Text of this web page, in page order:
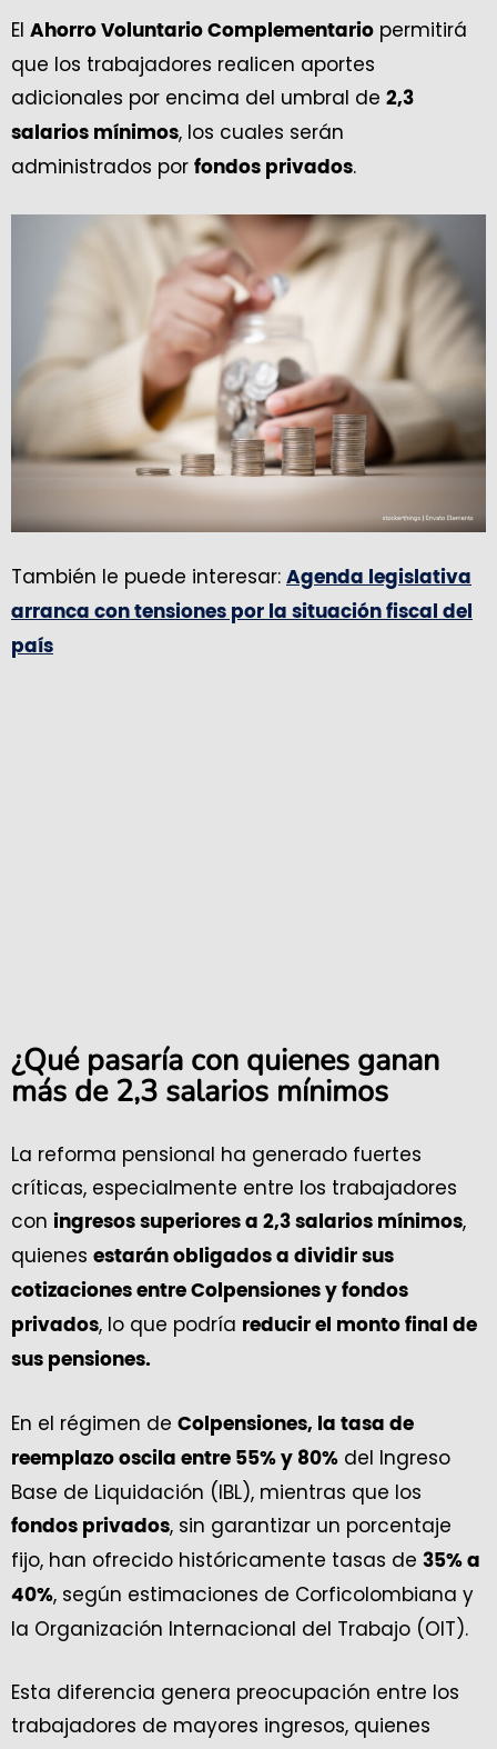
El Ahorro Voluntario Complementario permitirá
que los trabajadores realicen aportes
adicionales por encima del umbral de 2,3
salarios mínimos, los cuales serán
administrados por fondos privados.
También le puede interesar: Agenda legislativa
arranca con tensiones por la situación fiscal del
país
¿Qué pasaría con quienes ganan
más de 2,3 salarios mínimos
La reforma pensional ha generado fuertes
críticas, especialmente entre los trabajadores
con ingresos superiores a 2,3 salarios mínimos,
quienes estarán obligados a dividir sus
cotizaciones entre Colpensiones y fondos
privados, lo que podría reducir el monto final de
sus pensiones.
En el régimen de Colpensiones, la tasa de
reemplazo oscila entre 55% y 80% del Ingreso
Base de Liquidación (IBL), mientras que los
fondos privados, sin garantizar un porcentaje
fijo, han ofrecido históricamente tasas de 35% a
40%, según estimaciones de Corficolombiana y
la Organización Internacional del Trabajo (OIT).
Esta diferencia genera preocupación entre los
trabajadores de mayores ingresos, quienes